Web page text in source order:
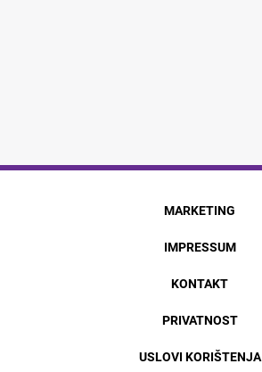
MARKETING
IMPRESSUM
KONTAKT
PRIVATNOST
USLOVI KORIŠTENJA